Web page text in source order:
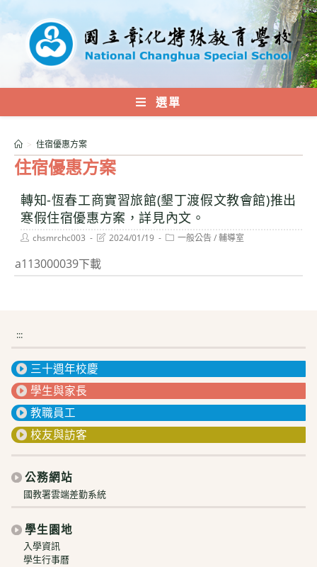
轉
內
選單
住宿優惠方案
> 住宿優惠方案
轉知-恆春工商實習旅館(墾丁渡假文教會館)推出
寒假住宿優惠方案，詳見內文。
Postchsmrchc003
Post
modified:
2024/01/19
Post一般公告/輔導室
a113000039下載
:::
三十週年校慶
學生與家長
教職員工
校友與訪客
公務網站
國教署雲端差勤系統
學生園地
入學資訊
學生行事曆